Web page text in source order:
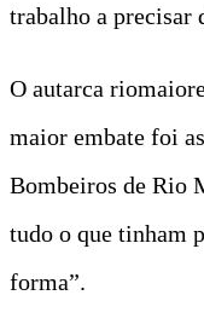
trabalho a precisar
O autarca
maior embate foi
Bombeiros de Rio
tudo o que tinham
forma”.